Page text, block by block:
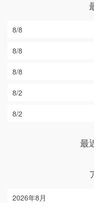
8/8
8/8
8/8
8/2
8/2
最
2026年8月